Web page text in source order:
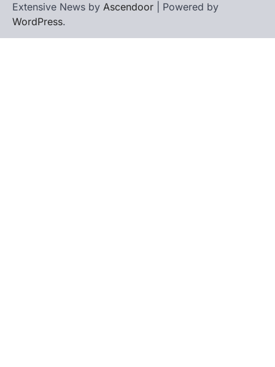
Extensive News by Ascendoor | Powered by
WordPress.